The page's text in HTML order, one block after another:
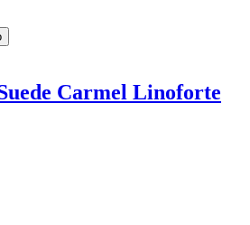
Carmel Linoforte